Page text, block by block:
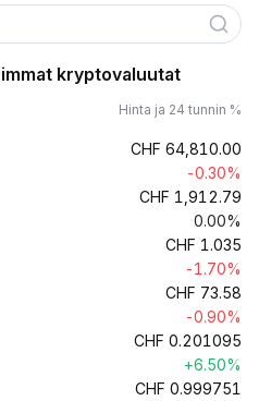
kryptovaluutat
Hinta ja 24 tunnin %
CHF 64,810.00
-0.30%
CHF 1,912.79
0.00%
CHF 1.035
-1.70%
CHF 73.58
-0.90%
CHF 0.201095
+6.50%
CHF 0.999751